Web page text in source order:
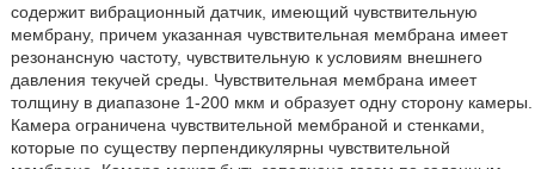
содержит вибрационный датчик, имеющий чувствительную
мембрану, причем указанная чувствительная мембрана имеет
резонансную частоту, чувствительную к условиям внешнего
давления текучей среды. Чувствительная мембрана имеет
толщину в диапазоне 1-200 мкм и образует одну сторону камеры.
Камера ограничена чувствительной мембраной и стенками,
которые по существу перпендикулярны чувствительной